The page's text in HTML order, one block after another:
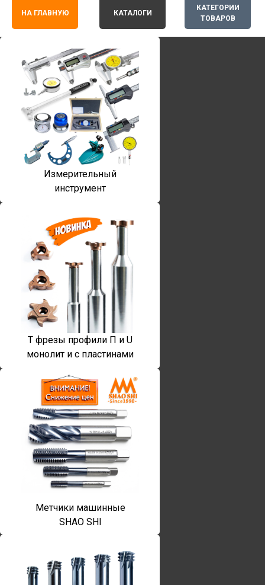
КАТЕГОРИИ
ТОВАРОВ
НА ГЛАВНУЮ КАТАЛОГИ
Измерительный
инструмент
T фрезы профили П и U
монолит и с пластинами
Метчики машинные
SHAO SHI